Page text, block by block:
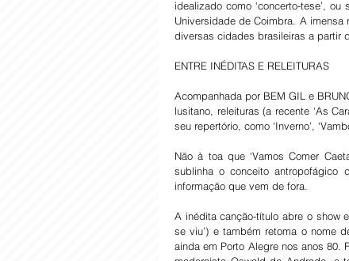
idealizado como ‘concerto-tese’,
Universidade de Coimbra. A
diversas cidades brasileiras a partir
ENTRE INÉDITAS E RELEITURAS
Acompanhada por BEM GIL e
lusitano, releituras (a recente ‘As
seu repertório, como ‘Inverno’,
Não à toa que ‘Vamos Comer
sublinha o conceito antropofágico
informação que vem de fora.
A inédita canção-título abre o show
se viu’) e também retoma o nome
ainda em Porto Alegre nos anos 80.